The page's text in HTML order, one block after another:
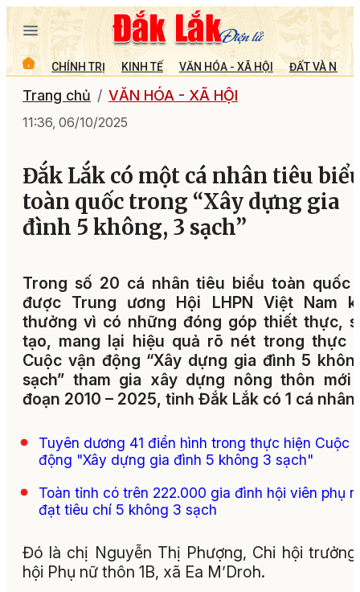
CHÍNH TRỊ KINH TẾ VĂN HÓA - XÃ HỘI ĐẤT VÀ
Trang chủ VĂN HÓA - XÃ HỘI
11:36, 06/10/2025
Đắk Lắk có một cá nhân tiêu
toàn quốc trong “Xây dựng gia
đình 5 không, 3 sạch”
Trong số 20 cá nhân tiêu biểu toàn quốc
được Trung ương Hội LHPN Việt Nam
thưởng vì có những đóng góp thiết thực,
tạo, mang lại hiệu quả rõ nét trong thực
Cuộc vận động “Xây dựng gia đình 5
sạch” tham gia xây dựng nông thôn mới
đoạn 2010 – 2025, tỉnh Đắk Lắk có 1 cá nhân.
Tuyên dương 41 điển hình trong thực hiện Cuộc
động "Xây dựng gia đình 5 không 3 sạch"
Toàn tỉnh có trên 222.000 gia đình hội viên phụ
đạt tiêu chí 5 không 3 sạch
Đó là chị Nguyễn Thị Phượng, Chi hội trưởng
hội Phụ nữ thôn 1B, xã Ea M’Droh.